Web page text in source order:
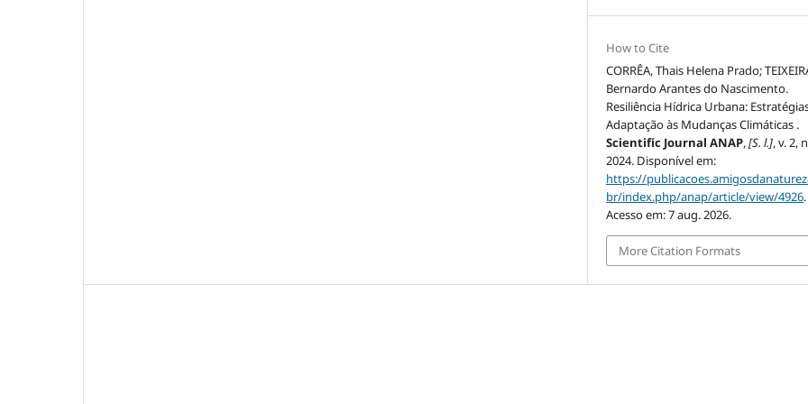
How to Cite
CORRÊA, Thais Helena Prado;
Bernardo Arantes do Nascimento.
Resiliência Hídrica Urbana:
Adaptação às Mudanças Climáticas .
Scientific Journal ANAP,[S. l.], v. 2,
2024. Disponível em:
https://
br/index.php/anap/article/view/4926.
Acesso em: 7 aug. 2026.
More Citation Formats